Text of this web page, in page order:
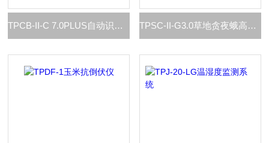
TPCB-II-C 7.0PLUS自动识别计数型测报系统 TPSC-II-G3.0草地贪夜蛾高空测报灯